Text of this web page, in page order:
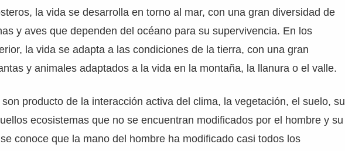
la vida se desarrolla en torno al mar, con una gran diversidad de
y aves que dependen del océano para su supervivencia. En los
la vida se adapta a las condiciones de la tierra, con una gran
y animales adaptados a la vida en la montaña, la llanura o el valle.
producto de la interacción activa del clima, la vegetación, el suelo, su
ecosistemas que no se encuentran modificados por el hombre y su
conoce que la mano del hombre ha modificado casi todos los